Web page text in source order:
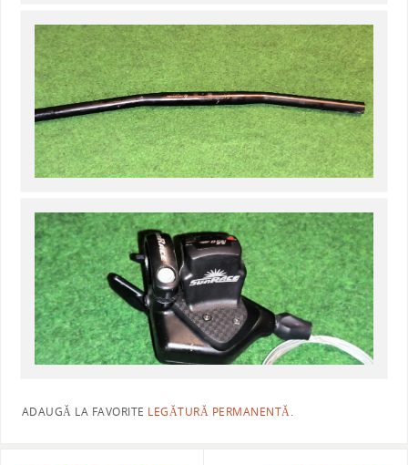
ADAUGĂ LA FAVORITE LEGĂTURĂ PERMANENTĂ.